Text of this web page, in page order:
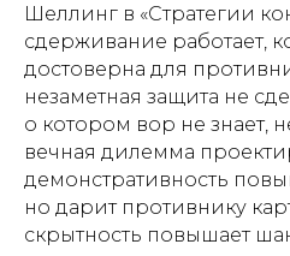
Шеллинг в «Стратегии
сдерживание работает,
достоверна для
незаметная защита не
о котором вор не знает,
вечная дилемма
демонстративность
но дарит противнику
скрытность повышает